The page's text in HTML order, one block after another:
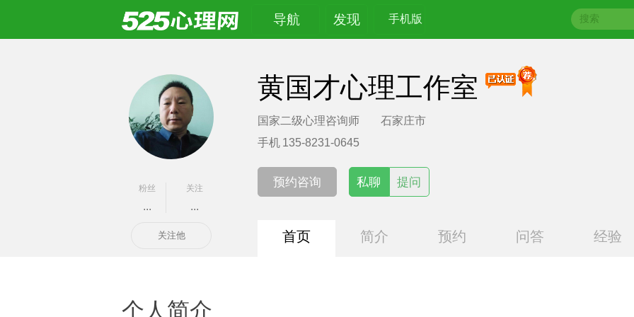
导航 发现 手机版
粉丝
...
关注
...
关注他
黄国才心理工作室
国家二级心理咨询师
石家庄市
手机 135-8231-0645
预约咨询 私聊 提问
首页 简介 预约 问答 经验
个人简介